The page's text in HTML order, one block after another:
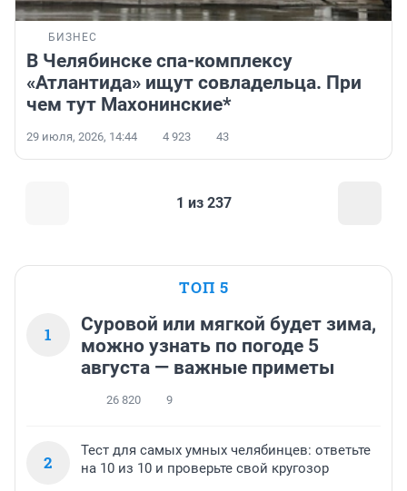
БИЗНЕС
В Челябинске спа-комплексу
«Атлантида» ищут совладельца. При
чем тут Махонинские*
29 июля, 2026, 14:44 4 923 43
1 из 237
ТОП 5
1
Суровой или мягкой будет зима,
можно узнать по погоде 5
августа — важные приметы
26 820 9
2
Тест для самых умных челябинцев: ответьте
на 10 из 10 и проверьте свой кругозор